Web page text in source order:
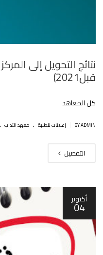
نتائج التحويل إلى
قبل2021)
كل المعاهد
BY ADMIN إعلانات للطلبة . معهد الآداب .
التفصيل
أكتوبر
04